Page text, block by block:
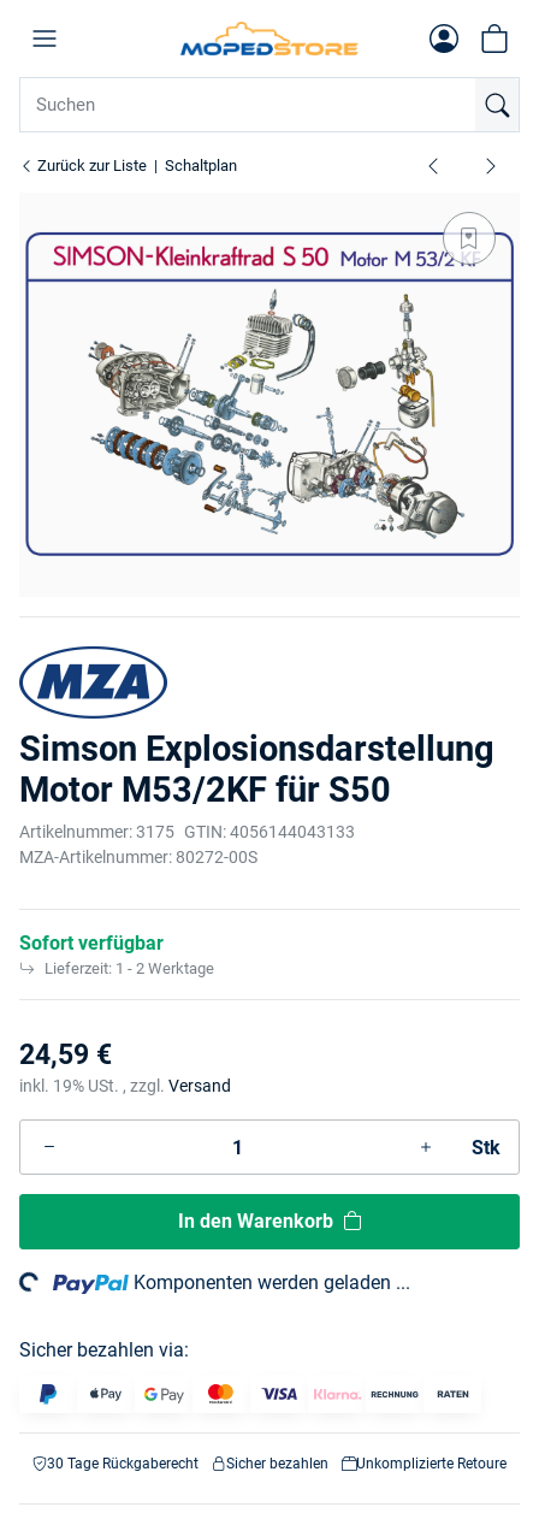
Zurück zur Liste Schaltplan
Simson Explosionsdarstellung
Motor M53/2KF für S50
Artikelnummer:3175 GTIN:4056144043133
MZA-Artikelnummer: 80272-00S
Sofort verfügbar
Lieferzeit: 1 - 2 Werktage
24,59 €
inkl. 19% USt. , zzgl. Versand
Stk
In den Warenkorb
Komponenten werden geladen ...
Sicher bezahlen via:
30 Tage Rückgaberecht Sicher bezahlen Unkomplizierte Retoure